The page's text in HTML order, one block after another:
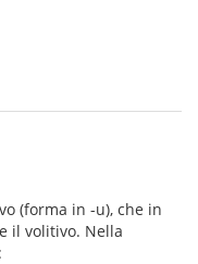
(forma in -u), che in
il volitivo. Nella